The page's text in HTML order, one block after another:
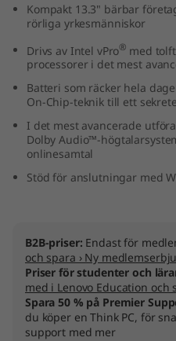
e
Kompakt 13.3" bärbar
rörliga yrkesmänniskor
Drivs av Intel vPro® med
processorer i det mest
Batteri som räcker hela
On-Chip-teknik till ett
I det mest avancerade
Dolby Audio™-
onlinesamtal
Stöd för anslutningar med
B2B-priser: Endast för
och spara › Ny
Priser för studenter och
med i Lenovo Education och
Spara 50 % på Premier
du köper en Think PC, för
support med mer